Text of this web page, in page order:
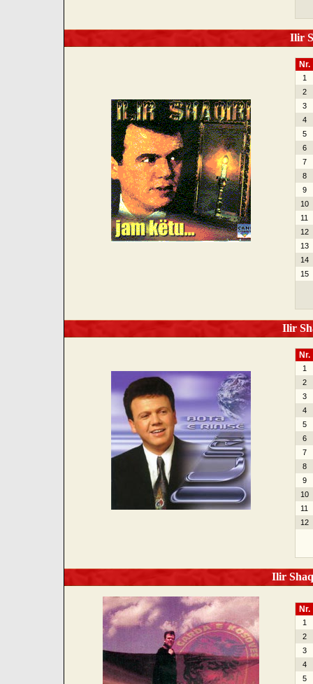
Ilir
Nr.
1
2
3
4
5
6
7
8
9
10
11
12
13
14
15
Ilir
Nr.
1
2
3
4
5
6
7
8
9
10
11
12
Ilir
Nr.
1
2
3
4
5